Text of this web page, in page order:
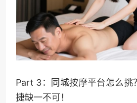
Part 3： 同城按摩平台怎么挑
捷缺一不可！